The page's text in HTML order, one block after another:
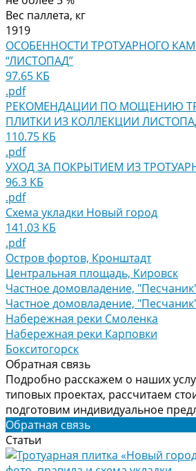
Вес паллета, кг
1919
ОСОБЕННОСТИ ТРОТУАРНОГО
“ЛИСТОПАД”
97.65 КБ
.pdf
РЕКОМЕНДАЦИИ ПО МОЩЕНИЮ
ПЛИТКИ ИЗ КОЛЛЕКЦИИ
110.75 КБ
.pdf
УХОД ЗА ПОКРЫТИЕМ ИЗ
96.3 КБ
.pdf
Схема укладки Новый город
141.03 КБ
.pdf
Остров фортов, Кронштадт
Центральная площадь, Кировск
Частное домовладение,
Частное домовладение,
Набережная реки Смоленка
Набережная реки Карповки
Бокситогорск
Обратная связь
Подробно расскажем о наших
типовых проектах, рассчитаем
подготовим индивидуальное
Обратная связь
Статьи